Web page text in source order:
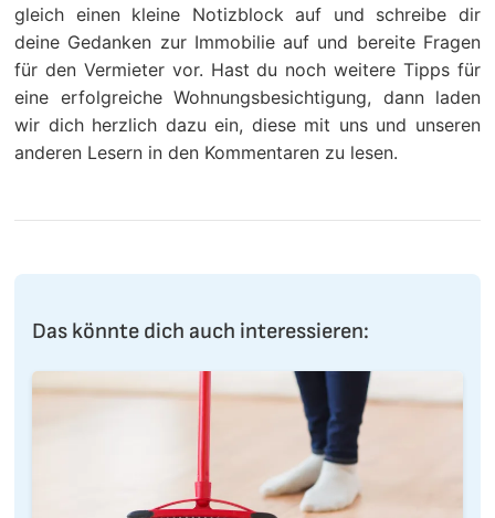
gleich einen kleine Notizblock auf und schreibe dir
deine Gedanken zur Immobilie auf und bereite Fragen
für den Vermieter vor. Hast du noch weitere Tipps für
eine erfolgreiche Wohnungsbesichtigung, dann laden
wir dich herzlich dazu ein, diese mit uns und unseren
anderen Lesern in den Kommentaren zu lesen.
Das könnte dich auch interessieren: